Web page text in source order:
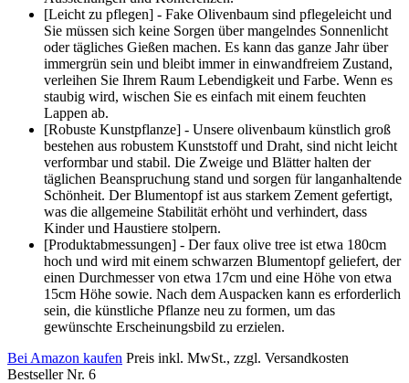
[Leicht zu pflegen] - Fake Olivenbaum sind pflegeleicht und
Sie müssen sich keine Sorgen über mangelndes Sonnenlicht
oder tägliches Gießen machen. Es kann das ganze Jahr über
immergrün sein und bleibt immer in einwandfreiem Zustand,
verleihen Sie Ihrem Raum Lebendigkeit und Farbe. Wenn es
staubig wird, wischen Sie es einfach mit einem feuchten
Lappen ab.
[Robuste Kunstpflanze] - Unsere olivenbaum künstlich groß
bestehen aus robustem Kunststoff und Draht, sind nicht leicht
verformbar und stabil. Die Zweige und Blätter halten der
täglichen Beanspruchung stand und sorgen für langanhaltende
Schönheit. Der Blumentopf ist aus starkem Zement gefertigt,
was die allgemeine Stabilität erhöht und verhindert, dass
Kinder und Haustiere stolpern.
[Produktabmessungen] - Der faux olive tree ist etwa 180cm
hoch und wird mit einem schwarzen Blumentopf geliefert, der
einen Durchmesser von etwa 17cm und eine Höhe von etwa
15cm Höhe sowie. Nach dem Auspacken kann es erforderlich
sein, die künstliche Pflanze neu zu formen, um das
gewünschte Erscheinungsbild zu erzielen.
Bei Amazon kaufen Preis inkl. MwSt., zzgl. Versandkosten
Bestseller Nr. 6